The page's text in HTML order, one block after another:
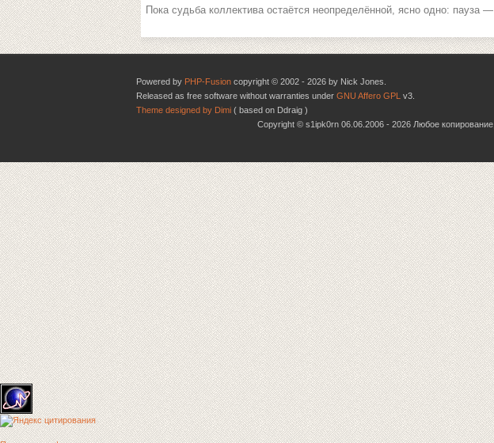
Пока судьба коллектива остаётся неопределённой, ясно одно: пауза
Powered by PHP-Fusion copyright © 2002 - 2026 by Nick Jones.
Released as free software without warranties under GNU Affero GPL v3.
Theme designed by Dimi ( based on Ddraig )
Copyright © s1ipk0rn 06.06.2006 - 2026 Любое